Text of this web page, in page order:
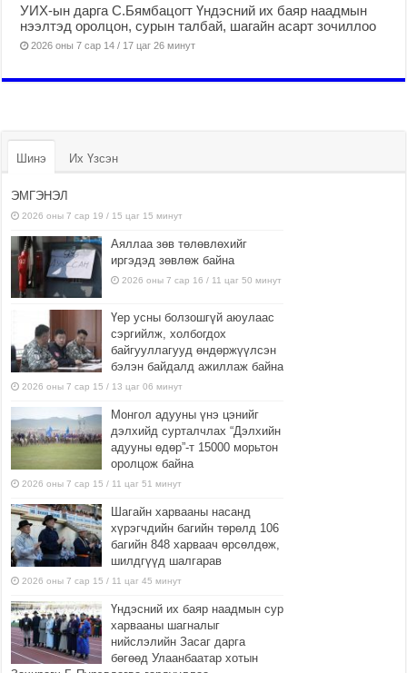
УИХ-ын дарга С.Бямбацогт Үндэсний их баяр наадмын
нээлтэд оролцон, сурын талбай, шагайн асарт зочиллоо
2026 оны 7 сар 14 / 17 цаг 26 минут
Шинэ Их Үзсэн
ЭМГЭНЭЛ
2026 оны 7 сар 19 / 15 цаг 15 минут
Аяллаа зөв төлөвлөхийг
иргэдэд зөвлөж байна
2026 оны 7 сар 16 / 11 цаг 50 минут
Үер усны болзошгүй аюулаас
сэргийлж, холбогдох
байгууллагууд өндөржүүлсэн
бэлэн байдалд ажиллаж байна
2026 оны 7 сар 15 / 13 цаг 06 минут
Монгол адууны үнэ цэнийг
дэлхийд сурталчлах “Дэлхийн
адууны өдөр”-т 15000 морьтон
оролцож байна
2026 оны 7 сар 15 / 11 цаг 51 минут
Шагайн харвааны насанд
хүрэгчдийн багийн төрөлд 106
багийн 848 харваач өрсөлдөж,
шилдгүүд шалгарав
2026 оны 7 сар 15 / 11 цаг 45 минут
Үндэсний их баяр наадмын сур
харвааны шагналыг
нийслэлийн Засаг дарга
бөгөөд Улаанбаатар хотын